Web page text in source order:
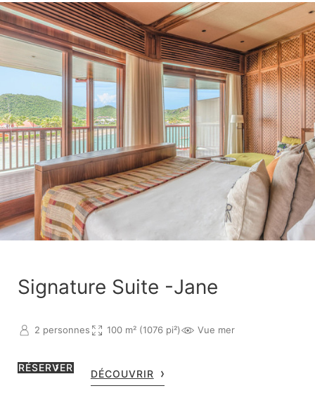
Signature Suite -Jane
2 personnes 100 m² (1076 pi²) Vue mer
RÉSERVER
DÉCOUVRIR